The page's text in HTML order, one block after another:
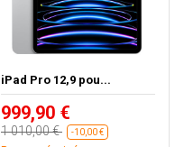
iPad Pro 12,9 pou...
999,90 €
1 010,00 € -10,00 €